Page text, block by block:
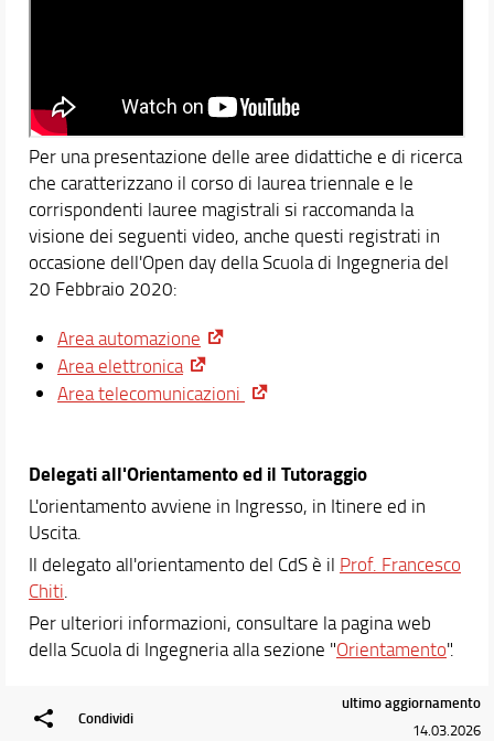
Per una presentazione delle aree didattiche e di ricerca
che caratterizzano il corso di laurea triennale e le
corrispondenti lauree magistrali si raccomanda la
visione dei seguenti video, anche questi registrati in
occasione dell'Open day della Scuola di Ingegneria del
20 Febbraio 2020:
Area automazione
Area elettronica
Area telecomunicazioni
Delegati all'Orientamento ed il Tutoraggio
L'orientamento avviene in Ingresso, in Itinere ed in
Uscita.
Il delegato all'orientamento del CdS è il Prof. Francesco
Chiti.
Per ulteriori informazioni, consultare la pagina web
della Scuola di Ingegneria alla sezione "Orientamento".
Condividi
ultimo aggiornamento
14.03.2026